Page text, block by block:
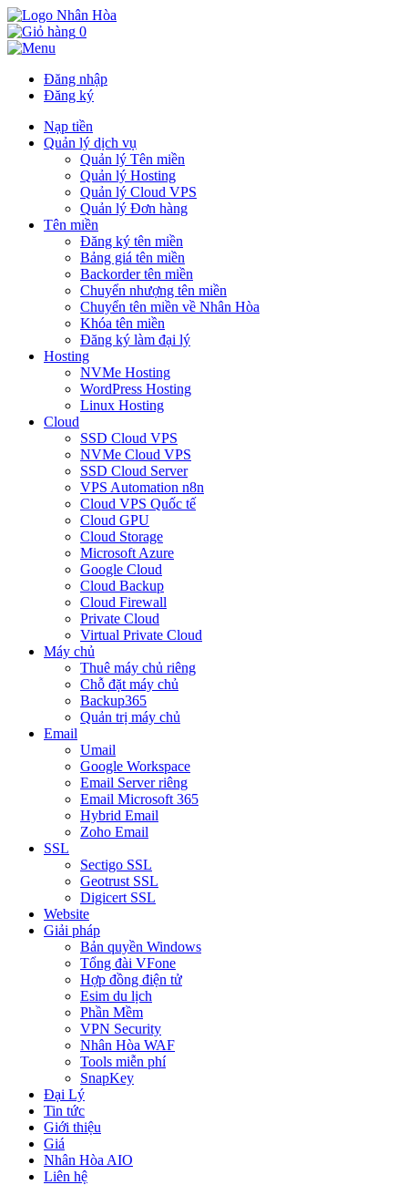
0
Đăng nhập
Đăng ký
Nạp tiền
Quản lý dịch vụ
Quản lý Tên miền
Quản lý Hosting
Quản lý Cloud VPS
Quản lý Đơn hàng
Tên miền
Đăng ký tên miền
Bảng giá tên miền
Backorder tên miền
Chuyển nhượng tên miền
Chuyển tên miền về Nhân Hòa
Khóa tên miền
Đăng ký làm đại lý
Hosting
NVMe Hosting
WordPress Hosting
Linux Hosting
Cloud
SSD Cloud VPS
NVMe Cloud VPS
SSD Cloud Server
VPS Automation n8n
Cloud VPS Quốc tế
Cloud GPU
Cloud Storage
Microsoft Azure
Google Cloud
Cloud Backup
Cloud Firewall
Private Cloud
Virtual Private Cloud
Máy chủ
Thuê máy chủ riêng
Chỗ đặt máy chủ
Backup365
Quản trị máy chủ
Email
Umail
Google Workspace
Email Server riêng
Email Microsoft 365
Hybrid Email
Zoho Email
SSL
Sectigo SSL
Geotrust SSL
Digicert SSL
Website
Giải pháp
Bản quyền Windows
Tổng đài VFone
Hợp đồng điện tử
Esim du lịch
Phần Mềm
VPN Security
Nhân Hòa WAF
Tools miễn phí
SnapKey
Đại Lý
Tin tức
Giới thiệu
Giá
Nhân Hòa AIO
Liên hệ